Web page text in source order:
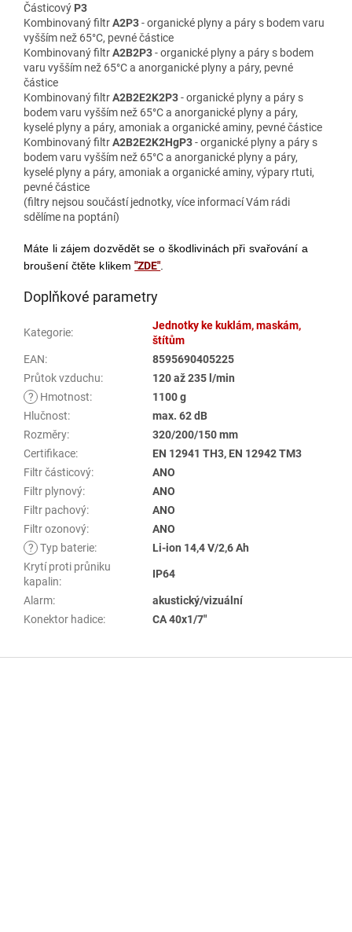
Částicový P3
Kombinovaný filtrA2P3- organické plyny a páry s bodem varu
vyšším než 65°C, pevné částice
Kombinovaný filtrA2B2P3- organické plyny a páry s bodem
varu vyšším než 65°C a anorganické plyny a páry, pevné
částice
Kombinovaný filtrA2B2E2K2P3- organické plyny a páry s
bodem varu vyšším než 65°C a anorganické plyny a páry,
kyselé plyny a páry, amoniak a organické aminy, pevné částice
Kombinovaný filtrA2B2E2K2HgP3- organické plyny a páry s
bodem varu vyšším než 65°C a anorganické plyny a páry,
kyselé plyny a páry, amoniak a organické aminy, výpary rtuti,
pevné částice
(filtry nejsou součástí jednotky, více informací Vám rádi
sdělíme na poptání)
Máte li zájem dozvědět se o škodlivinách při svařování a
broušení čtěte klikem"ZDE"
Doplňkové parametry
Kategorie:
Jednotky ke kuklám, maskám,
štítům
EAN:
8595690405225
Průtok vzduchu:
120 až 235 l/min
?
Hmotnost:
1100 g
Hlučnost:
max. 62 dB
Rozměry:
320/200/150 mm
Certifikace:
EN 12941 TH3, EN 12942 TM3
Filtr částicový:
ANO
Filtr plynový:
ANO
Filtr pachový:
ANO
Filtr ozonový:
ANO
? Typ baterie:
Li-ion 14,4 V/2,6 Ah
Krytí proti průniku
kapalin:
IP64
Alarm:
akustický/vizuální
Konektor hadice: CA 40x1/7"